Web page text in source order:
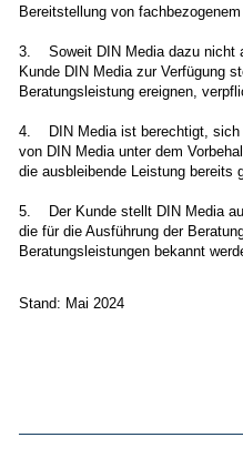
Bereitstellung von
3. Soweit DIN Media dazu nicht
Kunde DIN Media zur Verfügung
Beratungsleistung ereignen,
4. DIN Media ist berechtigt, sich
von DIN Media unter dem
die ausbleibende Leistung bereits
5. Der Kunde stellt DIN Media
die für die Ausführung der
Beratungsleistungen bekannt
Stand: Mai 2024